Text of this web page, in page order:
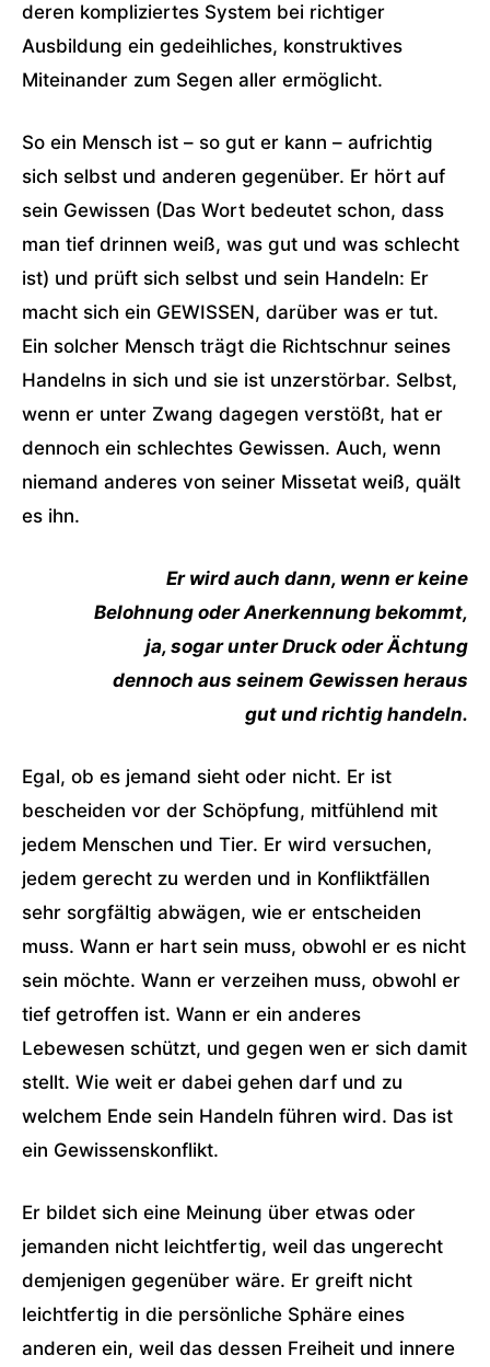
deren kompliziertes System bei richtiger
Ausbildung ein gedeihliches, konstruktives
Miteinander zum Segen aller ermöglicht.
So ein Mensch ist – so gut er kann – aufrichtig
sich selbst und anderen gegenüber. Er hört auf
sein Gewissen (Das Wort bedeutet schon, dass
man tief drinnen weiß, was gut und was schlecht
ist) und prüft sich selbst und sein Handeln: Er
macht sich ein GEWISSEN, darüber was er tut.
Ein solcher Mensch trägt die Richtschnur seines
Handelns in sich und sie ist unzerstörbar. Selbst,
wenn er unter Zwang dagegen verstößt, hat er
dennoch ein schlechtes Gewissen. Auch, wenn
niemand anderes von seiner Missetat weiß, quält
es ihn.
Er wird auch dann, wenn er keine
Belohnung oder Anerkennung bekommt,
ja, sogar unter Druck oder Ächtung
dennoch aus seinem Gewissen heraus
gut und richtig handeln.
Egal, ob es jemand sieht oder nicht. Er ist
bescheiden vor der Schöpfung, mitfühlend mit
jedem Menschen und Tier. Er wird versuchen,
jedem gerecht zu werden und in Konfliktfällen
sehr sorgfältig abwägen, wie er entscheiden
muss. Wann er hart sein muss, obwohl er es nicht
sein möchte. Wann er verzeihen muss, obwohl er
tief getroffen ist. Wann er ein anderes
Lebewesen schützt, und gegen wen er sich damit
stellt. Wie weit er dabei gehen darf und zu
welchem Ende sein Handeln führen wird. Das ist
ein Gewissenskonflikt.
Er bildet sich eine Meinung über etwas oder
jemanden nicht leichtfertig, weil das ungerecht
demjenigen gegenüber wäre. Er greift nicht
leichtfertig in die persönliche Sphäre eines
anderen ein, weil das dessen Freiheit und innere